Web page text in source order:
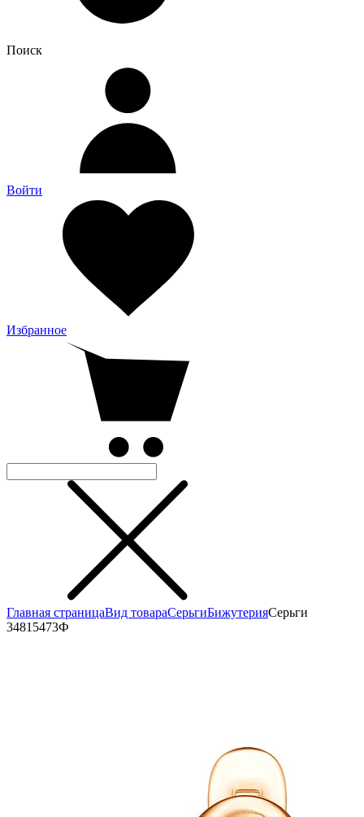
Поиск
Войти
Избранное
Главная страницаВид товараСерьгиБижутерияСерьги
34815473Ф